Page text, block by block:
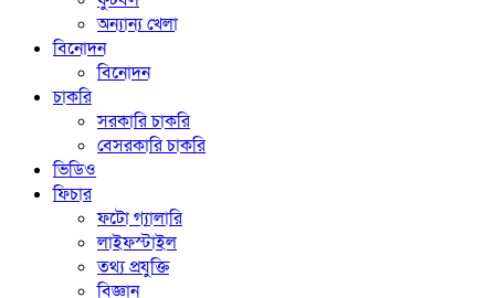
অন্যান্য খেলা
বিনোদন
বিনোদন
চাকরি
সরকারি চাকরি
বেসরকারি চাকরি
ভিডিও
ফিচার
ফটো গ্যালারি
লাইফস্টাইল
তথ্য প্রযুক্তি
বিজ্ঞান